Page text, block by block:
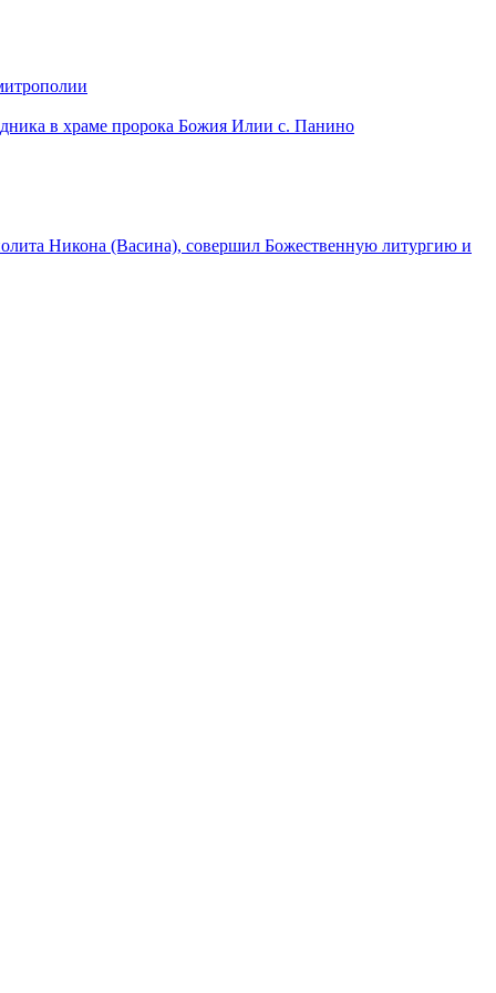
в храме пророка Божия Илии с. Панино
Никона (Васина), совершил Божественную литургию и